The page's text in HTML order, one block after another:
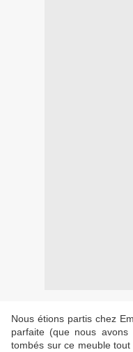
Nous étions partis chez
parfaite (que nous avons
tombés sur ce meuble tout